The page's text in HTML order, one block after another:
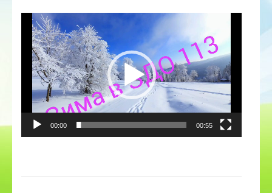
Відеопрогравач
00:00 00:55